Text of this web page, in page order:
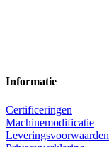
Informatie
Certificeringen
Machinemodificatie
Leveringsvoorwaarden